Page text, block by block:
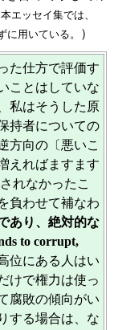
エッセイ集では、
に用いている。
）
た仕方で評価す
ことはしていな
私はそうした原
持者についての
方向の〔悪いこ
えればますます
れなかったこ
負わせて補なわ
あり、絶対的な
to corrupt,
位にある人はい
けで権力は使っ
腐敗の傾向がい
する場合は、な